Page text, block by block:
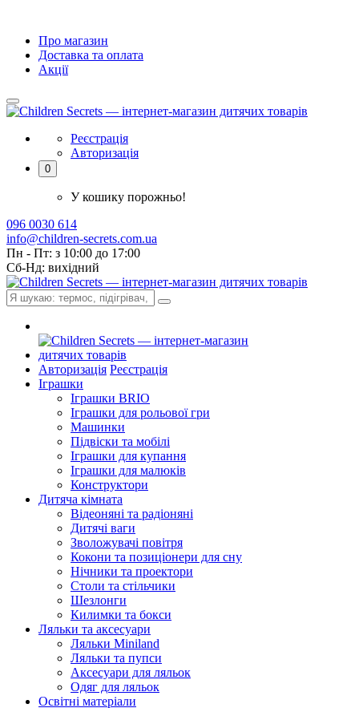
Про магазин
Доставка та оплата
Акції
Реєстрація
Авторизація
0
У кошику порожньо!
096 0030 614
info@children-secrets.com.ua
Пн - Пт: з 10:00 до 17:00
Сб-Нд: вихідний
Авторизація Реєстрація
Іграшки
Іграшки BRIO
Іграшки для рольової гри
Машинки
Підвіски та мобілі
Іграшки для купання
Іграшки для малюків
Конструктори
Дитяча кімната
Відеоняні та радіоняні
Дитячі ваги
Зволожувачі повітря
Кокони та позиціонери для сну
Нічники та проектори
Столи та стільчики
Шезлонги
Килимки та бокси
Ляльки та аксесуари
Ляльки Miniland
Ляльки та пупси
Аксесуари для ляльок
Одяг для ляльок
Освітні матеріали